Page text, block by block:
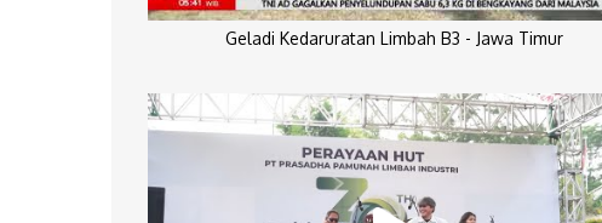
Geladi Kedaruratan Limbah B3 - Jawa Timur